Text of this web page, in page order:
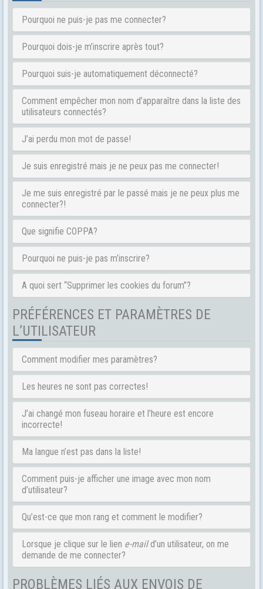
Pourquoi ne puis-je pas me connecter?
Pourquoi dois-je m’inscrire après tout?
Pourquoi suis-je automatiquement déconnecté?
Comment empêcher mon nom d’apparaître dans la liste des
utilisateurs connectés?
J’ai perdu mon mot de passe!
Je suis enregistré mais je ne peux pas me connecter!
Je me suis enregistré par le passé mais je ne peux plus me
connecter?!
Que signifie COPPA?
Pourquoi ne puis-je pas m’inscrire?
A quoi sert “Supprimer les cookies du forum”?
PRÉFÉRENCES ET PARAMÈTRES DE
L’UTILISATEUR
Comment modifier mes paramètres?
Les heures ne sont pas correctes!
J’ai changé mon fuseau horaire et l’heure est encore
incorrecte!
Ma langue n’est pas dans la liste!
Comment puis-je afficher une image avec mon nom
d’utilisateur?
Qu’est-ce que mon rang et comment le modifier?
Lorsque je clique sur le lien e-maild’un utilisateur, on me
demande de me connecter?
PROBLÈMES LIÉS AUX ENVOIS DE